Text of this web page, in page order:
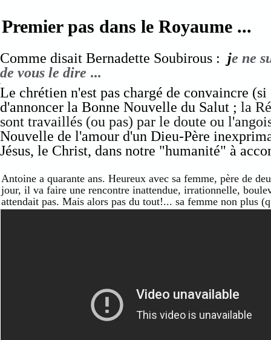
Comme disait Bernadette Soubirous : je ne
de vous le dire ...
Le chrétien n'est pas chargé de convaincre
d'annoncer la Bonne Nouvelle du Salut ; la
sont travaillés (ou pas) par le doute ou
Nouvelle de l'amour d'un Dieu-Père
Jésus, le Christ, dans notre "humanité" à
Premier pas dans le Royaume ...
Antoine a quarante ans. Heureux avec sa femme, père de
jour, il va faire une rencontre inattendue, irrationnelle,
attendait pas. Mais alors pas du tout!... sa femme non plus